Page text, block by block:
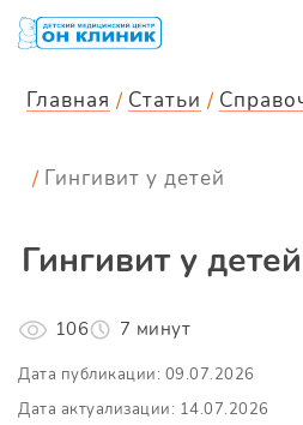
Главная Статьи
Гингивит у детей
Гингивит у детей
106 7 минут
Дата публикации: 09.07.2026
Дата актуализации: 14.07.2026